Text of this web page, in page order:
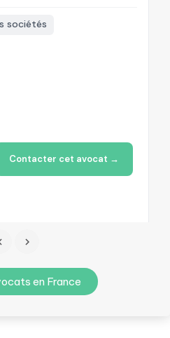
sociétés
Contacter cet avocat →
en France